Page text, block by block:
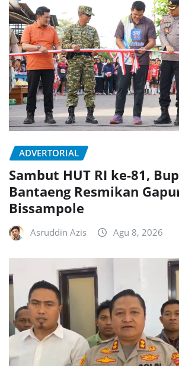
ADVERTORIAL
Sambut HUT RI ke-81,
Bantaeng Resmikan
Bissampole
Asruddin Azis Agu 8, 2026